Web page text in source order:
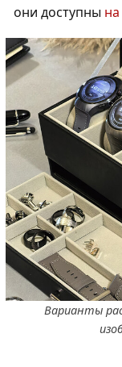
они доступны
Варианты